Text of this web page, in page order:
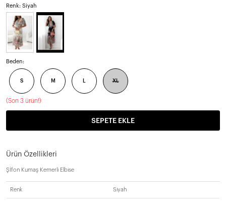
Renk: Siyah
Beden:
S M XL
(Son 3 ürün!)
SEPETE EKLE
Ürün Özellikleri
Şİfon Kumaş Kemerli Elbise
Renk Siyah